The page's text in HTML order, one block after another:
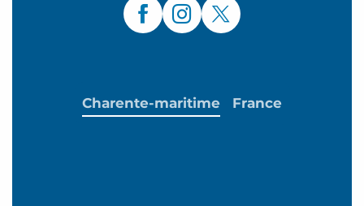
Charente-maritime France